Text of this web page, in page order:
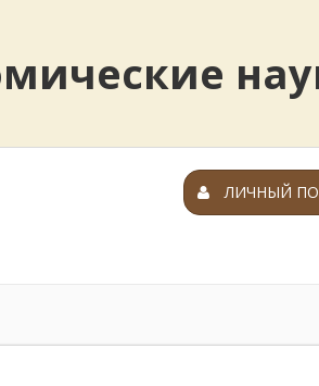
ЛИЧНЫЙ